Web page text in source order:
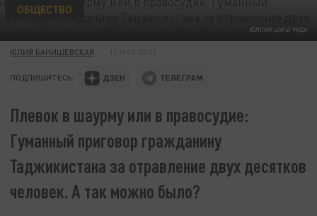
КОЛЛАЖ ЦАРЬГРАДА
ОБЩЕСТВО
ЮЛИЯ БАНИШЕВСКАЯ
ПОДПИШИТЕСЬ:
Плевок в шаурму или в правосудие:
Гуманный приговор гражданину
Таджикистана за отравление двух десятков
человек. А так можно было?